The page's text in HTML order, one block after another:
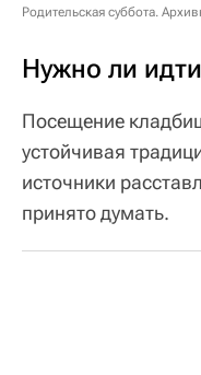
Родительская суббота.
Нужно ли
Посещение
устойчивая
источники
принято думать.